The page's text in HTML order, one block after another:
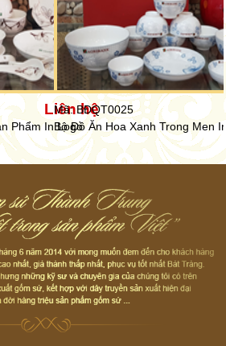
Liên hệ
Phẩm In Logo
Mã: BĐQT0025
Bộ Đồ Ăn Hoa Xanh Trong Men